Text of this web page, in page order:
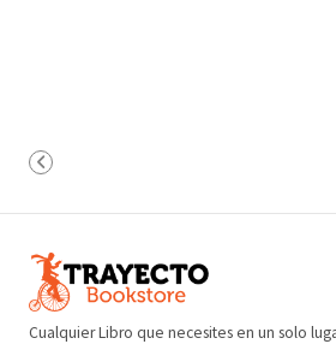
Cualquier Libro que necesites en un solo